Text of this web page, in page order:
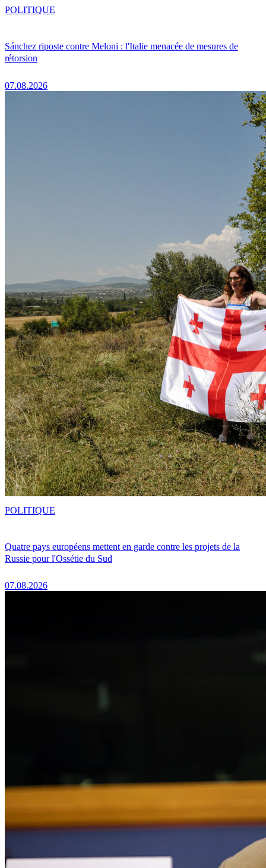
Sánchez riposte contre Meloni : l'Italie menacée de mesures de
rétorsion
07.08.2026
POLITIQUE
Quatre pays européens mettent en garde contre les projets de la
Russie pour l'Ossétie du Sud
07.08.2026
POLITIQUE